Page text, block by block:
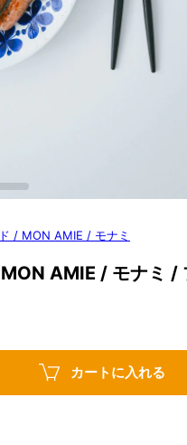
/ MON AMIE / モナミ
AMIE / モナミ /
カートに入れる